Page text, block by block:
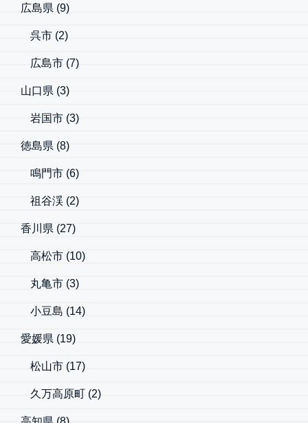
広島県 (9)
呉市 (2)
広島市 (7)
山口県 (3)
岩国市 (3)
徳島県 (8)
鳴門市 (6)
祖谷渓 (2)
香川県 (27)
高松市 (10)
丸亀市 (3)
小豆島 (14)
愛媛県 (19)
松山市 (17)
久万高原町 (2)